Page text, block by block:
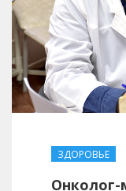
ЗДОРОВЬЕ